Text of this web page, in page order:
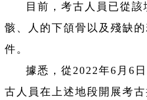
目前，考古人員已從
骸、人的下頜骨以及殘缺
件。
據悉，從2022年6月6
古人員在上述地段開展考